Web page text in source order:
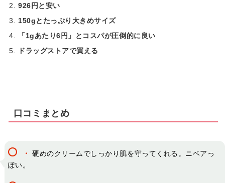
926円と安い
150gとたっぷり大きめサイズ
「1gあたり6円」とコスパが圧倒的に良い
ドラッグストアで買える
口コミまとめ
・
硬めのクリームでしっかり肌を守ってくれる。ニベアっ
ぽい。